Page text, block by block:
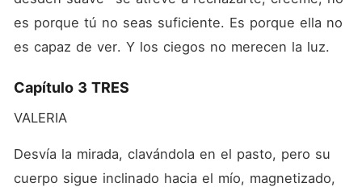
es porque tú no seas suficiente. Es porque ella no
es capaz de ver. Y los ciegos no merecen la luz.
Capítulo 3 TRES
VALERIA
Desvía la mirada, clavándola en el pasto, pero su
cuerpo sigue inclinado hacia el mío, magnetizado,